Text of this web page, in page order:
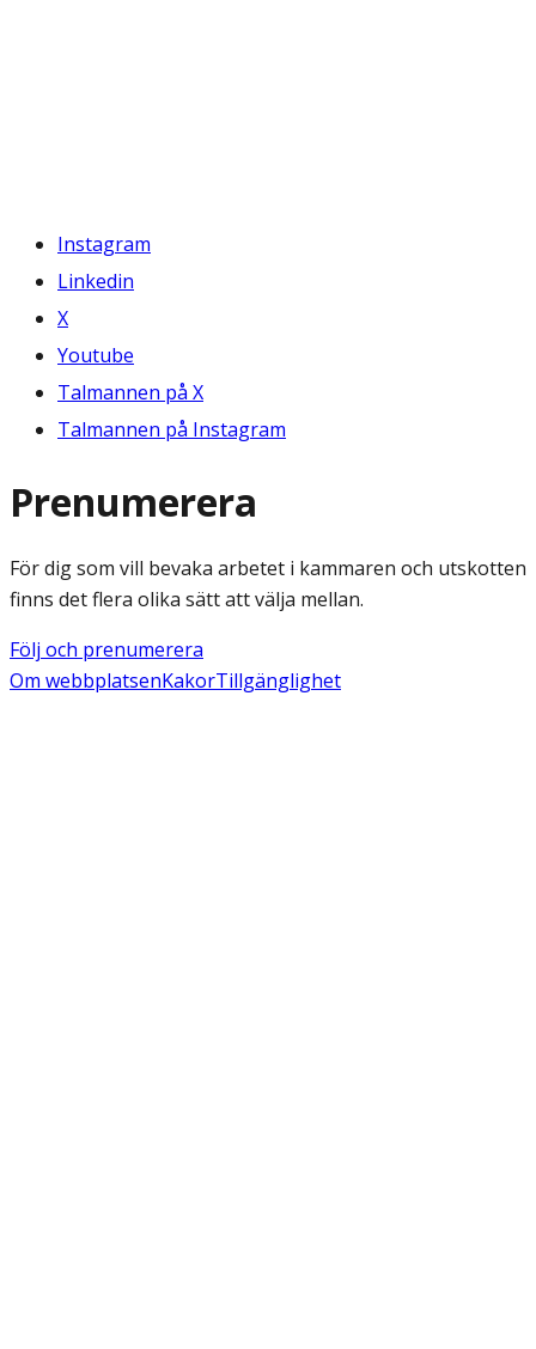
Instagram
Linkedin
X
Youtube
Talmannen på X
Talmannen på Instagram
Prenumerera
För dig som vill bevaka arbetet i kammaren och utskotten
finns det flera olika sätt att välja mellan.
Följ och prenumerera
Om webbplatsenKakorTillgänglighet